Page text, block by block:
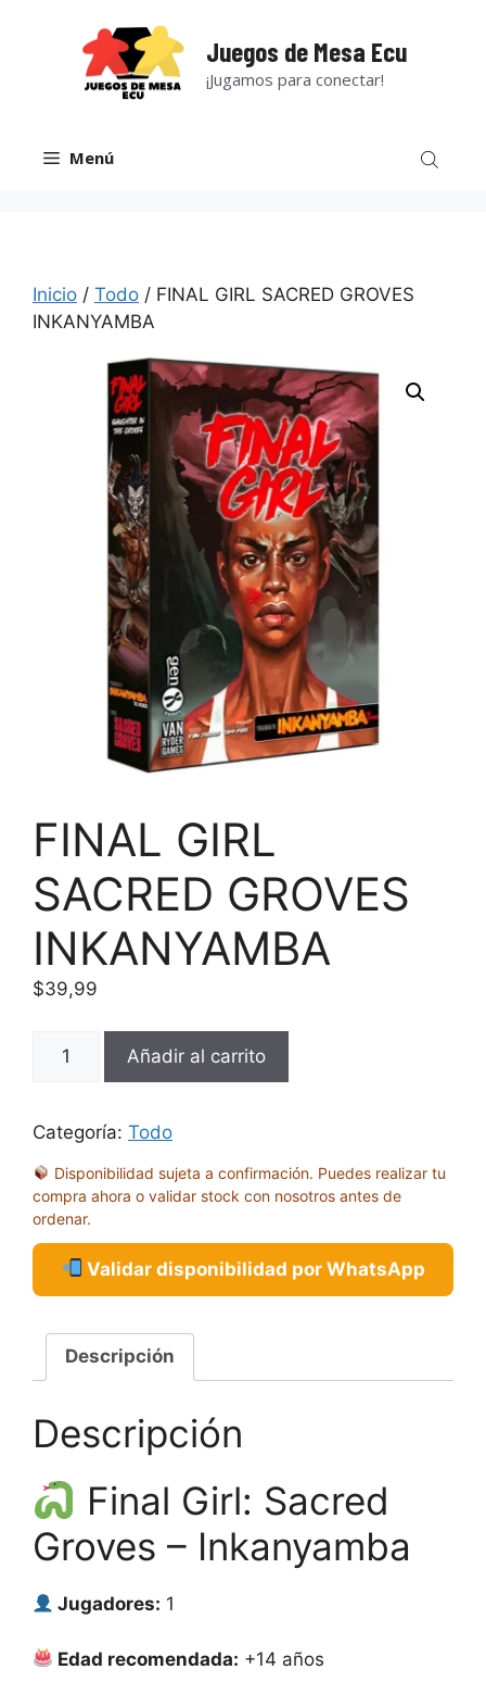
Juegos de Mesa Ecu
¡Jugamos para conectar!
Menú
Inicio / Todo / FINAL GIRL SACRED GROVES
INKANYAMBA
FINAL GIRL
SACRED GROVES
INKANYAMBA
$39,99
GIRL
GROVES
cantidad
Añadir al carrito
Categoría: Todo
Disponibilidad sujeta a confirmación. Puedes realizar tu
compra ahora o validar stock con nosotros antes de
ordenar.
Validar disponibilidad por WhatsApp
Descripción
Descripción
Final Girl: Sacred
Groves – Inkanyamba
Jugadores: 1
Edad recomendada: +14 años